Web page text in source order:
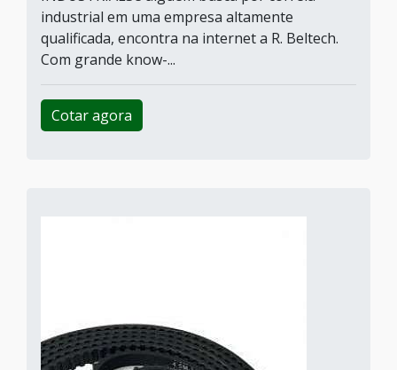
industrial em uma empresa altamente
qualificada, encontra na internet a R. Beltech.
Com grande know-...
Cotar agora